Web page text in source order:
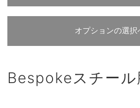
オプションの選択
Bespokeスチール